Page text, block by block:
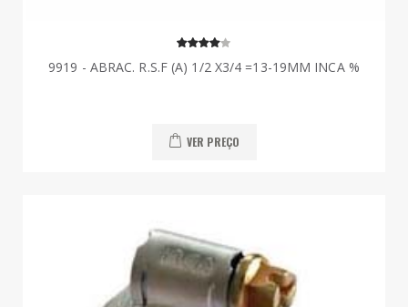
9919 - ABRAC. R.S.F (A) 1/2 X3/4 =13-19MM INCA %
VER PREÇO